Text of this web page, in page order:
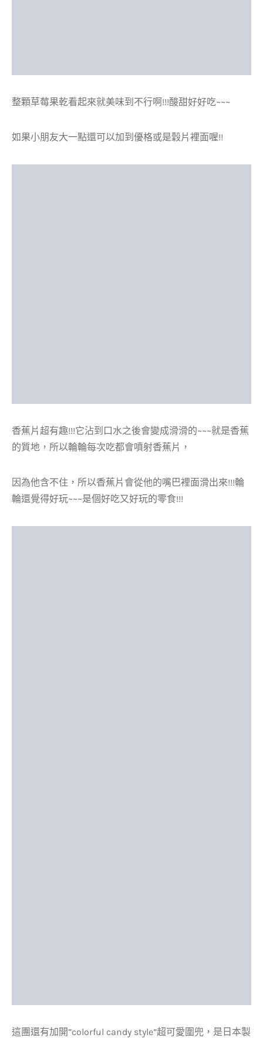
整顆草莓果乾看起來就美味到不行啊!!!酸甜好好吃~~~
如果小朋友大一點還可以加到優格或是穀片裡面喔!!
香蕉片超有趣!!!它沾到口水之後會變成滑滑的~~~就是香蕉
的質地，所以輪輪每次吃都會噴射香蕉片，
因為他含不住，所以香蕉片會從他的嘴巴裡面滑出來!!!輪
輪還覺得好玩~~~是個好吃又好玩的零食!!!
這團還有加開”colorful candy style”超可愛圍兜，是日本製